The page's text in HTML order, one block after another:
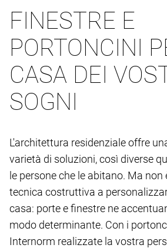
FINESTRE E
PORTONCINI
CASA DEI
SOGNI
L'architettura residenziale offre
varietà di soluzioni, così diverse
le persone che le abitano. Ma non
tecnica costruttiva a
casa: porte e finestre ne
modo determinante. Con i
Internorm realizzate la vostra